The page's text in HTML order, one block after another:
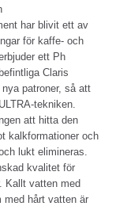
har blivit ett av
för kaffe- och
ett Ph
Claris
patroner, så att
tekniken.
att hitta den
kalkformationer och
lukt elimineras.
kvalitet för
Kallt vatten med
med hårt vatten är